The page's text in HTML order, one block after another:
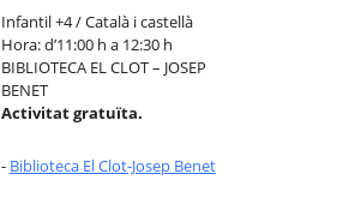
Infantil +4 / Català i castellà
Hora: d’11:00 h a 12:30 h
BIBLIOTECA EL CLOT – JOSEP
BENET
Activitat gratuïta.
- Biblioteca El Clot-Josep Benet